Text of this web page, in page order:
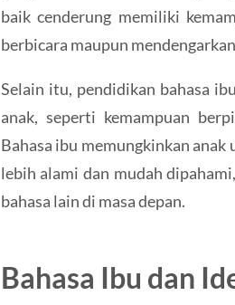
baik cenderung memiliki
berbicara maupun
Selain itu, pendidikan bahasa
anak, seperti kemampuan
Bahasa ibu memungkinkan anak
lebih alami dan mudah
bahasa lain di masa depan.
Bahasa Ibu dan